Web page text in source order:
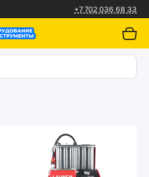
+7 702 036 68 33